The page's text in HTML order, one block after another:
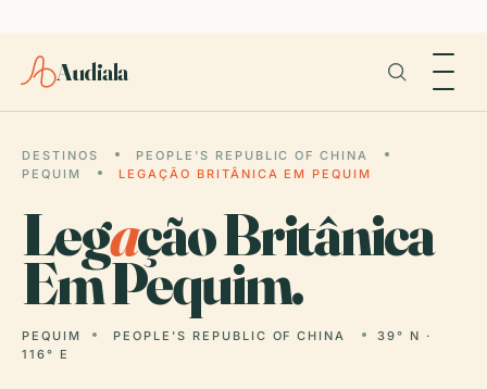
Audiala
DESTINOS
PEOPLE'S REPUBLIC OF CHINA
PEQUIM
LEGAÇÃO BRITÂNICA EM PEQUIM
Legação Britânica
Em Pequim.
PEQUIM PEOPLE'S REPUBLIC OF CHINA
39° N ·
116° E